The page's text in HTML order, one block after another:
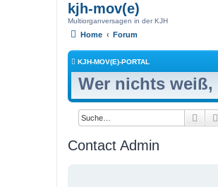
kjh-mov(e)
Multiorganversagen in der KJH
Home Forum
KJH-MOV(E)-PORTAL
Wer nichts
Contact Admin